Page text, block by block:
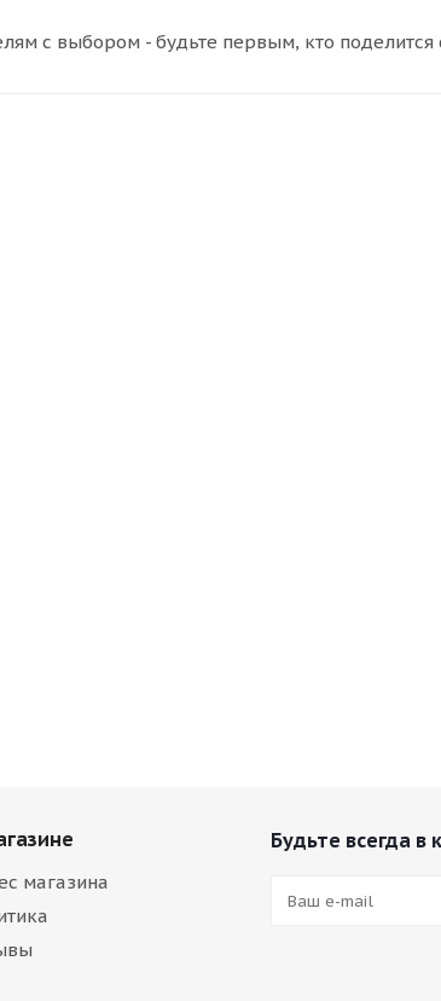
с выбором - будьте первым, кто
магазина
Будьте всегда в